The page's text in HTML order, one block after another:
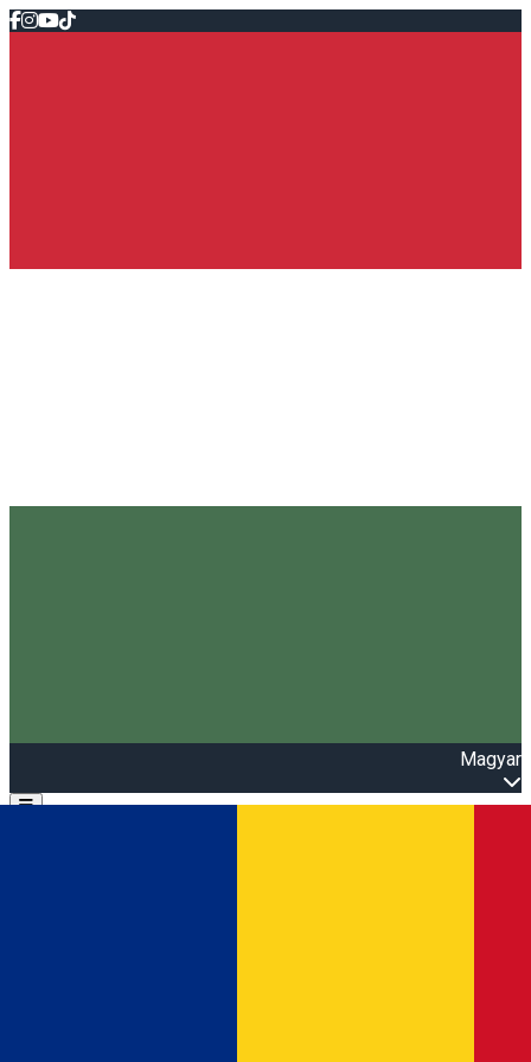
Magyar
Open main menu